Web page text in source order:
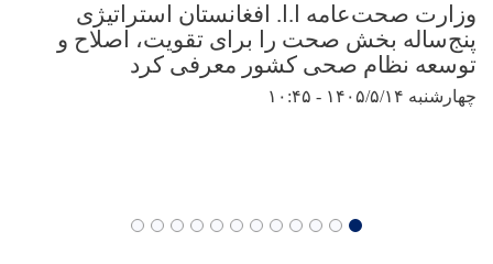
وزارت صحت‌عامه ا.ا. افغانستان استراتیژی
پنج‌ساله بخش صحت را برای تقویت، اصلاح و
توسعه نظام صحی کشور معرفی کرد
چهارشنبه ۱۴۰۵/۵/۱۴ - ۱۰:۴۵